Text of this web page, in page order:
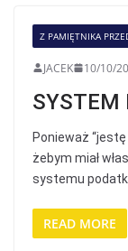
Z PAMIĘTNIKA
JACEK 10/10/
SYSTEM
Ponieważ
żebym miał
systemu
READ MORE